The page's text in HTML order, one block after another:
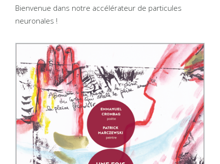
Bienvenue dans notre accélérateur de particules
neuronales !